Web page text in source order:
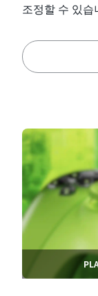
조정할 수 있습